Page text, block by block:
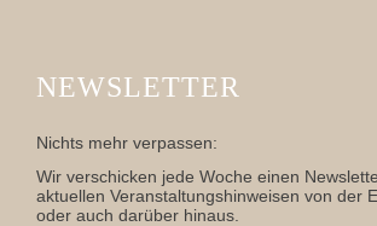
NEWSLETTER
Nichts mehr verpassen:
Wir verschicken jede Woche einen
aktuellen Veranstaltungshinweisen von der
oder auch darüber hinaus.